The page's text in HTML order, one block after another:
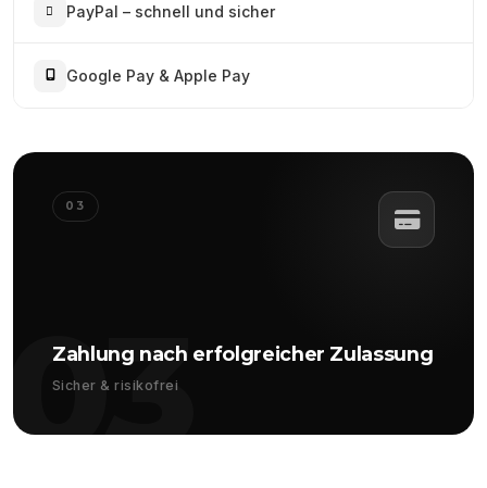
PayPal – schnell und sicher
Google Pay & Apple Pay
03
03
Zahlung nach erfolgreicher Zulassung
Sicher & risikofrei